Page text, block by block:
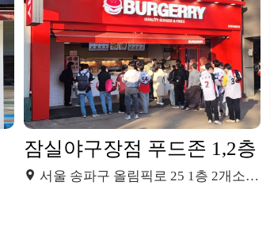
잠실야구장점 푸드존 1,2층
서울 송파구 올림픽로 25 1층 2개소, 2층 1개소